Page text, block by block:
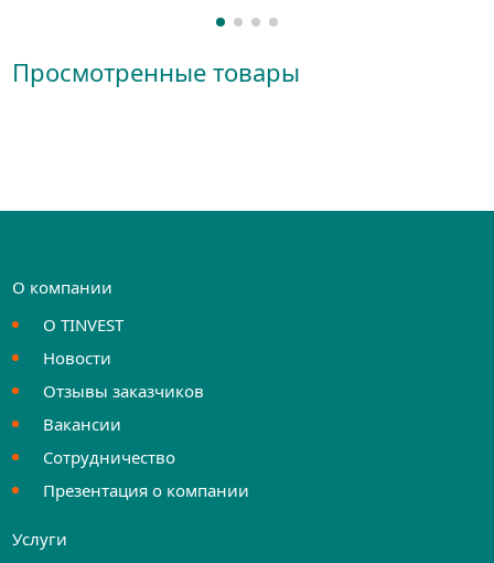
Просмотренные товары
О компании
О TINVEST
Новости
Отзывы заказчиков
Вакансии
Сотрудничество
Презентация о компании
Услуги